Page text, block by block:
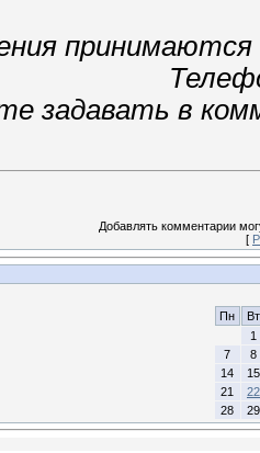
принимаются
задавать в
Добавлять комментарии
[
Пн
Вт
1
7
8
14
15
21
22
28
29